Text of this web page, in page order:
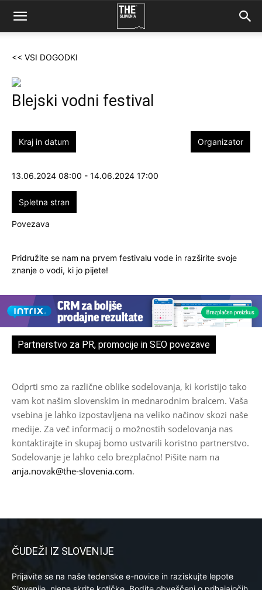
<< VSI DOGODKI
Blejski vodni festival
Kraj in datum
13.06.2024 08:00 - 14.06.2024 17:00
Organizator
Spletna stran
Povezava
Pridružite se nam na prvem festivalu vode in razširite svoje
znanje o vodi, ki jo pijete!
Partnerstvo za PR, promocije in SEO povezave
Odprti smo za različne oblike sodelovanja, ki koristijo tako
vam kot našim slovenskim in mednarodnim bralcem. Vaša
vsebina je lahko izpostavljena na veliko načinov skozi naše
medije. Za več informacij o možnostih sodelovanja nas
kontaktirajte in skupaj bomo ustvarili koristno partnerstvo.
Sodelovanje je lahko celo brezplačno! Pišite nam na
anja.novak@the-slovenia.com.
ČUDEŽI IZ SLOVENIJE
Prijavite se na naše tedenske e-novice in raziskujte lepote